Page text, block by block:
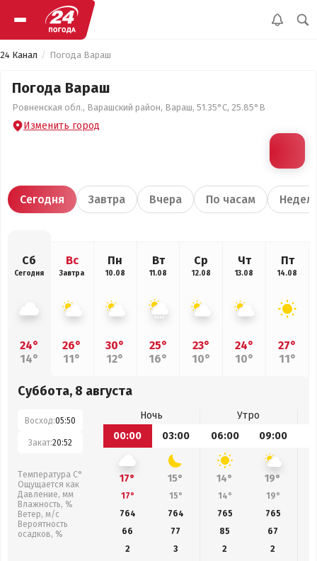
24 Канал Погода Вараш
Погода Вараш
Ровненская обл., Варашский район, Вараш, 51.35°С, 25.85°В
Изменить город
Сегодня Завтра Вчера По часам
Сб
Сегодня
24°
14°
Вс
Завтра
26°
11°
Пн
10.08
30°
12°
Вт
11.08
25°
16°
Ср
12.08
23°
10°
Чт
13.08
24°
10°
Пт
14.08
27°
11°
Суббота, 8 августа
Восход:05:50
Закат:20:52
Температура С°
Ощущается как
Давление, мм
Влажность, %
Ветер, м/с
Вероятность
осадков, %
Ночь
Утро
00:00
03:00 06:00 09:00
17° 15° 14° 19°
17° 15° 14° 19°
764
764 765 765
66
77 85 67
2
3 2
2